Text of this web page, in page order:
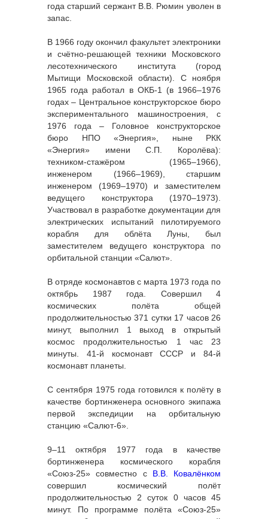
года старший сержант В.В. Рюмин уволен в
запас.
В 1966 году окончил факультет электроники
и счётно-решающей техники Московского
лесотехнического института (город
Мытищи Московской области). С ноября
1965 года работал в ОКБ-1 (в 1966–1976
годах – Центральное конструкторское бюро
экспериментального машиностроения, с
1976 года – Головное конструкторское
бюро НПО «Энергия», ныне РКК
«Энергия» имени С.П. Королёва):
техником-стажёром (1965–1966),
инженером (1966–1969), старшим
инженером (1969–1970) и заместителем
ведущего конструктора (1970–1973).
Участвовал в разработке документации для
электрических испытаний пилотируемого
корабля для облёта Луны, был
заместителем ведущего конструктора по
орбитальной станции «Салют».
В отряде космонавтов с марта 1973 года по
октябрь 1987 года. Совершил 4
космических полёта общей
продолжительностью 371 сутки 17 часов 26
минут, выполнил 1 выход в открытый
космос продолжительностью 1 час 23
минуты. 41-й космонавт СССР и 84-й
космонавт планеты.
С сентября 1975 года готовился к полёту в
качестве бортинженера основного экипажа
первой экспедиции на орбитальную
станцию «Салют-6».
9–11 октября 1977 года в качестве
бортинженера космического корабля
«Союз-25» совместно с В.В. Ковалёнком
совершил космический полёт
продолжительностью 2 суток 0 часов 45
минут. По программе полёта «Союз-25»